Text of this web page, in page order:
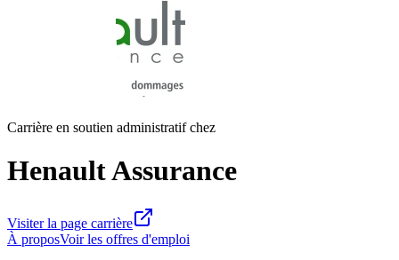
Carrière en soutien administratif chez
Henault Assurance
Visiter la page carrière
À proposVoir les offres d'emploi